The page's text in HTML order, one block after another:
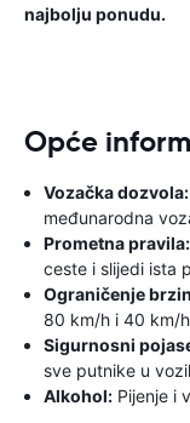
najbolju ponudu.
Opće
Vozačka dozvola:
međunarodna
Prometna pravila:
ceste i slijedi ista
Ograničenje
80 km/h i 40 km/
Sigurnosni
sve putnike u
Alkohol: Pijenje i